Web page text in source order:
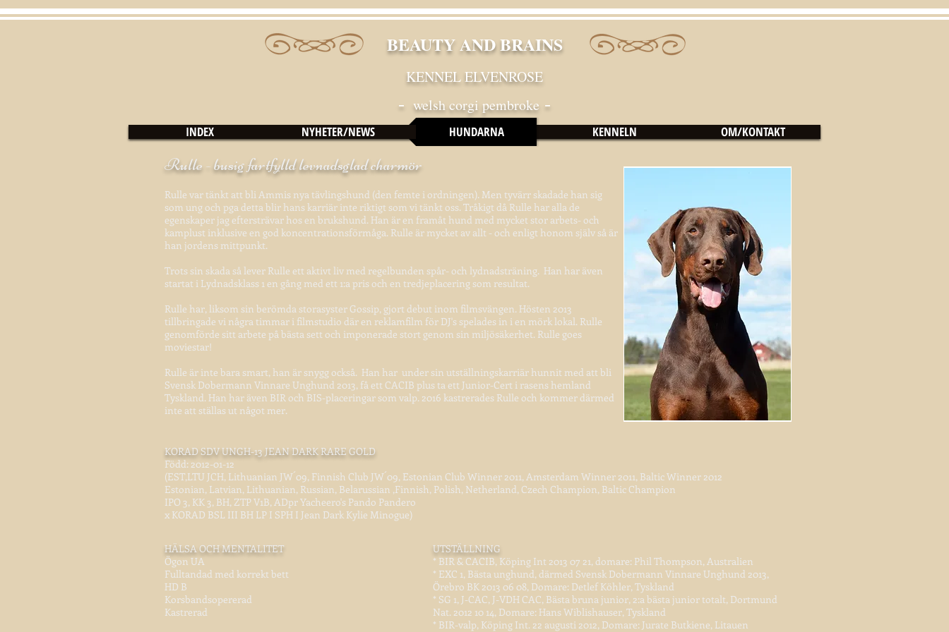
BEAUTY AND BRAINS
KENNEL ELVENROSE
- welsh corgi pembroke -
INDEX NYHETER/NEWS HUNDARNA KENNELN OM/KONTAKT
Rulle - busig fartfylld levnadsglad charmör
Rulle var tänkt att bli Ammis nya tävlingshund (den femte i ordningen). Men tyvärr skadade han sig
som ung och pga detta blir hans karriär inte riktigt som vi tänkt oss. Tråkigt då Rulle har alla de
egenskaper jag eftersträvar hos en brukshund. Han är en framåt hund med mycket stor arbets- och
kamplust inklusive en god koncentrationsförmåga. Rulle är mycket av allt - och enligt honom själv så är
han jordens mittpunkt.
Trots sin skada så lever Rulle ett aktivt liv med regelbunden spår- och lydnadsträning. Han har även
startat i Lydnadsklass 1 en gång med ett 1:a pris och en tredjeplacering som resultat.
Rulle har, liksom sin berömda storasyster Gossip, gjort debut inom filmsvängen. Hösten 2013
tillbringade vi några timmar i filmstudio där en reklamfilm för DJ's spelades in i en mörk lokal. Rulle
genomförde sitt arbete på bästa sett och imponerade stort genom sin miljösäkerhet. Rulle goes
moviestar!
Rulle är inte bara smart, han är snygg också. Han har under sin utställningskarriär hunnit med att bli
Svensk Dobermann Vinnare Unghund 2013, få ett CACIB plus ta ett Junior-Cert i rasens hemland
Tyskland. Han har även BIR och BIS-placeringar som valp. 2016 kastrerades Rulle och kommer därmed
inte att ställas ut något mer.
KORAD SDV UNGH-13 JEAN DARK RARE GOLD
Född: 2012-01-12
(EST,LTU JCH, Lithuanian JW´09, Finnish Club JW´09, Estonian Club Winner 2011, Amsterdam Winner 2011, Baltic Winner 2012
Estonian, Latvian, Lithuanian, Russian, Belarussian ,Finnish, Polish, Netherland, Czech Champion, Baltic Champion
IPO 3, KK 3, BH, ZTP V1B, ADpr Yacheero's Pando Pandero
x KORAD BSL III BH LP I SPH I Jean Dark Kylie Minogue)
HÄLSA OCH MENTALITET
Ögon UA
Fulltandad med korrekt bett
HD B
Korsbandsopererad
Kastrerad
UTSTÄLLNING
* BIR & CACIB, Köping Int 2013 07 21, domare: Phil Thompson, Australien
* EXC 1, Bästa unghund, därmed Svensk Dobermann Vinnare Unghund 2013,
Örebro BK 2013 06 08, Domare: Detlef Köhler, Tyskland
* SG 1, J-CAC, J-VDH CAC, Bästa bruna junior, 2:a bästa junior totalt, Dortmund
Nat. 2012 10 14, Domare: Hans Wiblishauser, Tyskland
* BIR-valp , Köping Int. 22 augusti 2012, Domare: Jurate Butkiene, Litauen